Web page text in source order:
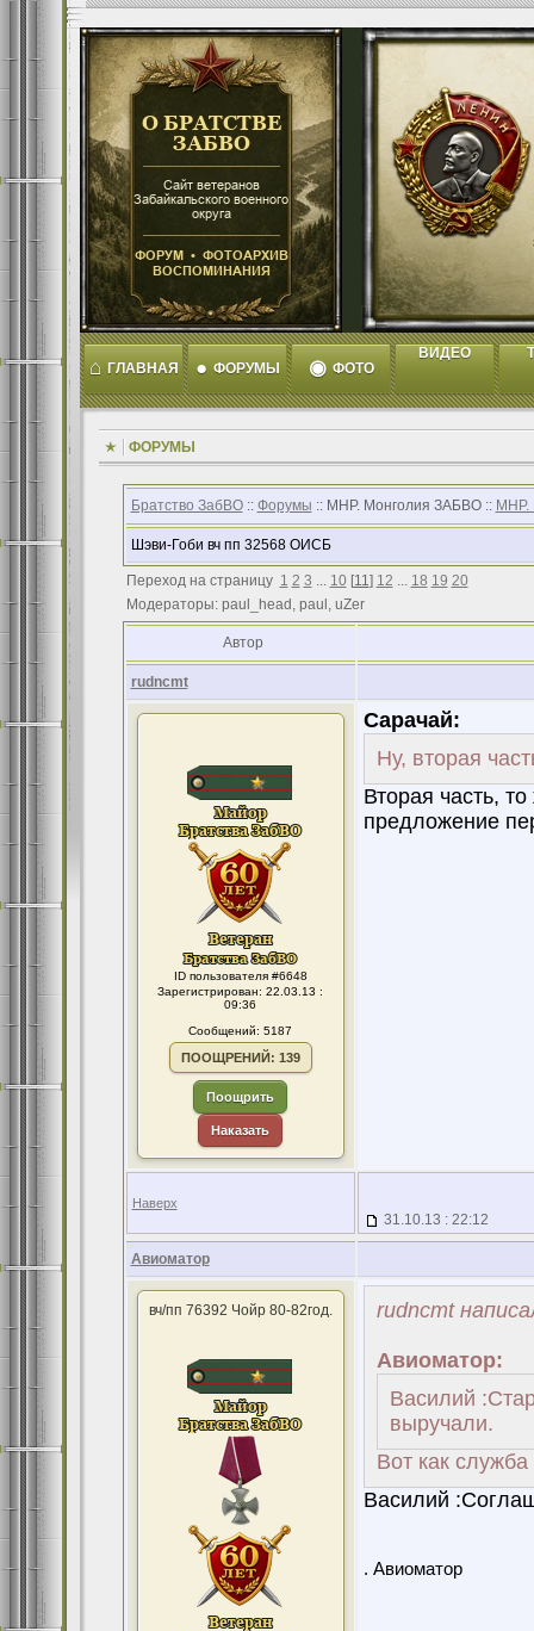
⌂ ГЛАВНАЯ ● ФОРУМЫ ◉ ФОТО
ВИДЕО
ФОРУМЫ
Братство ЗабВО:: Форумы :: МНР. Монголия ЗАБВО :: МНР.
Шэви-Гоби вч пп 32568 ОИСБ
Переход на страницу 1 2 3 ... 10 [11] 12 ... 18 19 20
Модераторы: paul_head, paul, uZer
Автор
rudncmt
ID пользователя #6648
Зарегистрирован: 22.03.13 :
09:36
Сообщений: 5187
ПООЩРЕНИЙ: 139
Поощрить
Наказать
Сарачай:
Ну, вторая
Вторая часть,
предложение
Наверх
31.10.13 : 22:12
Авиоматор
вч/пп 76392 Чойр 80-82год. rudncmt
Авиоматор:
Василий
выручали.
Вот как
Василий
. Авиоматор